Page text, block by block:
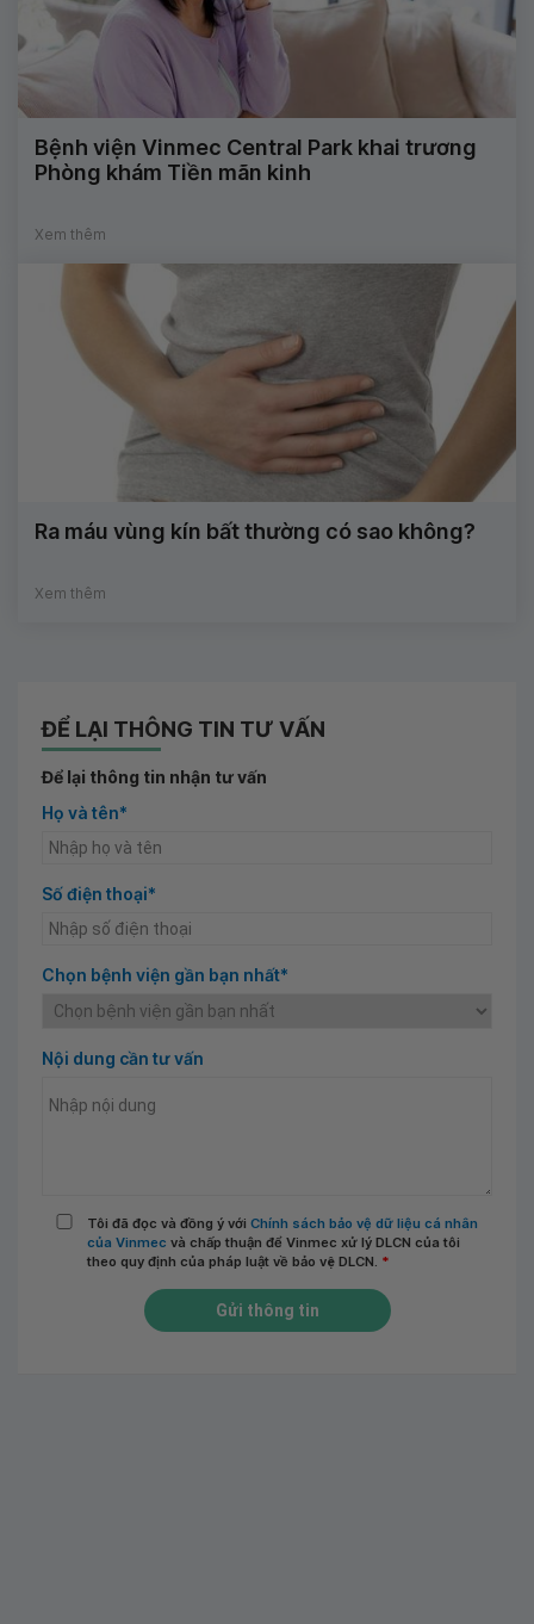
Bệnh viện Vinmec Central Park khai trương
Phòng khám Tiền mãn kinh
Xem thêm
Ra máu vùng kín bất thường có sao không?
Xem thêm
ĐỂ LẠI THÔNG TIN TƯ VẤN
Để lại thông tin nhận tư vấn
Họ và tên*
Số điện thoại*
Chọn bệnh viện gần bạn nhất*
Nội dung cần tư vấn
Tôi đã đọc và đồng ý với Chính sách bảo vệ dữ liệu cá nhân
của Vinmec và chấp thuận để Vinmec xử lý DLCN của tôi
theo quy định của pháp luật về bảo vệ DLCN. *
Gửi thông tin